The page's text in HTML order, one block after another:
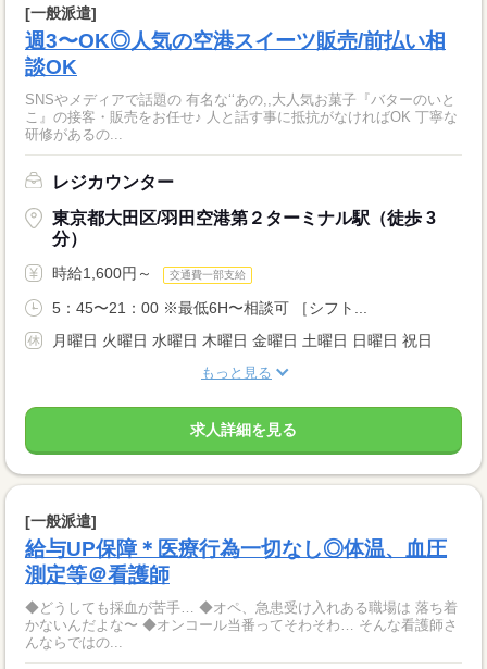
[一般派遣]
週3〜OK◎人気の空港スイーツ販売/前払い相
談OK
SNSやメディアで話題の 有名な‘‘あの,,大人気お菓子『バターのいと
こ』の接客・販売をお任せ♪ 人と話す事に抵抗がなければOK 丁寧な
研修があるの...
レジカウンター
東京都大田区/羽田空港第２ターミナル駅（徒歩 3
分）
時給1,600円～ 交通費一部支給
5：45〜21：00 ※最低6H〜相談可 ［シフト...
月曜日 火曜日 水曜日 木曜日 金曜日 土曜日 日曜日 祝日
もっと見る
求人詳細を見る
[一般派遣]
給与UP保障＊医療行為一切なし◎体温、血圧
測定等＠看護師
◆どうしても採血が苦手… ◆オペ、急患受け入れある職場は 落ち着
かないんだよな〜 ◆オンコール当番ってそわそわ… そんな看護師さ
んならではの...